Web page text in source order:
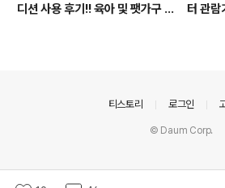
디션 사용 후기!! 육아 및 팻가구 그
터 관람
티스토리 로그인
© Daum Corp.